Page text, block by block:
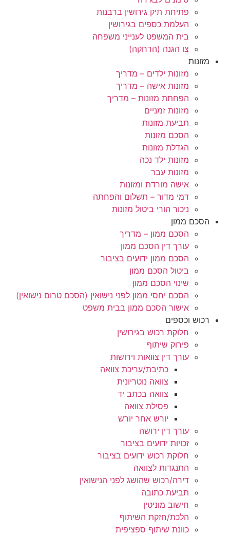
פתיחת תיק גירושין ברבנות
העלמת כספים בגירושין
בית המשפט לענייני משפחה
צו הגנה (הרחקה)
מזונות
מזונות ילדים – מדריך
מזונות אישה – מדריך
הפחתת מזונות – מדריך
מזונות זמניים
תביעת מזונות
הסכם מזונות
הגדלת מזונות
מזונות ילד נכה
מזונות עבר
אישה מורדת ומזונות
דמי מדור – תשלום והפחתה
ניכור הורי ביטול מזונות
הסכם ממון
הסכם ממון – מדריך
עורך דין הסכם ממון
הסכם ממון ידועים בציבור
ביטול הסכם ממון
שינוי הסכם ממון
הסכם יחסי ממון לפני נישואין (הסכם טרום נישואין)
אישור הסכם ממון בבית משפט
רכוש וכספים
חלוקת רכוש בגירושין
פירוק שיתוף
עורך דין צוואות וירושות
כתיבת/עריכת צוואה
צוואה נוטריונית
צוואה בכתב יד
פסילת צוואה
יורש אחר יורש
עורך דין ירושה
זכויות ידועים בציבור
חלוקת רכוש ידועים בציבור
התנגדות לצוואה
דירה/רכוש שהושג לפני הנישואין
תביעת כתובה
חישוב מוניטין
הלכת/חזקת השיתוף
כוונת שיתוף ספציפית